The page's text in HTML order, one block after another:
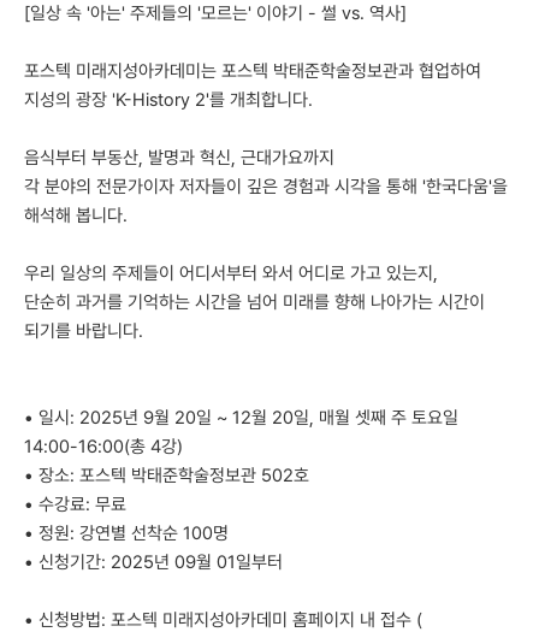
[일상 속 '아는' 주제들의 '모르는' 이야기 - 썰 vs. 역사]
포스텍 미래지성아카데미는 포스텍 박태준학술정보관과 협업하여
지성의 광장 'K-History 2'를 개최합니다.
음식부터 부동산, 발명과 혁신, 근대가요까지
각 분야의 전문가이자 저자들이 깊은 경험과 시각을 통해 '한국다움'을
해석해 봅니다.
우리 일상의 주제들이 어디서부터 와서 어디로 가고 있는지,
단순히 과거를 기억하는 시간을 넘어 미래를 향해 나아가는 시간이
되기를 바랍니다.
• 일시: 2025년 9월 20일 ~ 12월 20일, 매월 셋째 주 토요일
14:00-16:00(총 4강)
• 장소: 포스텍 박태준학술정보관 502호
• 수강료: 무료
• 정원: 강연별 선착순 100명
• 신청기간: 2025년 09월 01일부터
• 신청방법: 포스텍 미래지성아카데미 홈페이지 내 접수 (